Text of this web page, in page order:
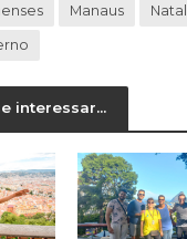
Manaus Natal
interessar...